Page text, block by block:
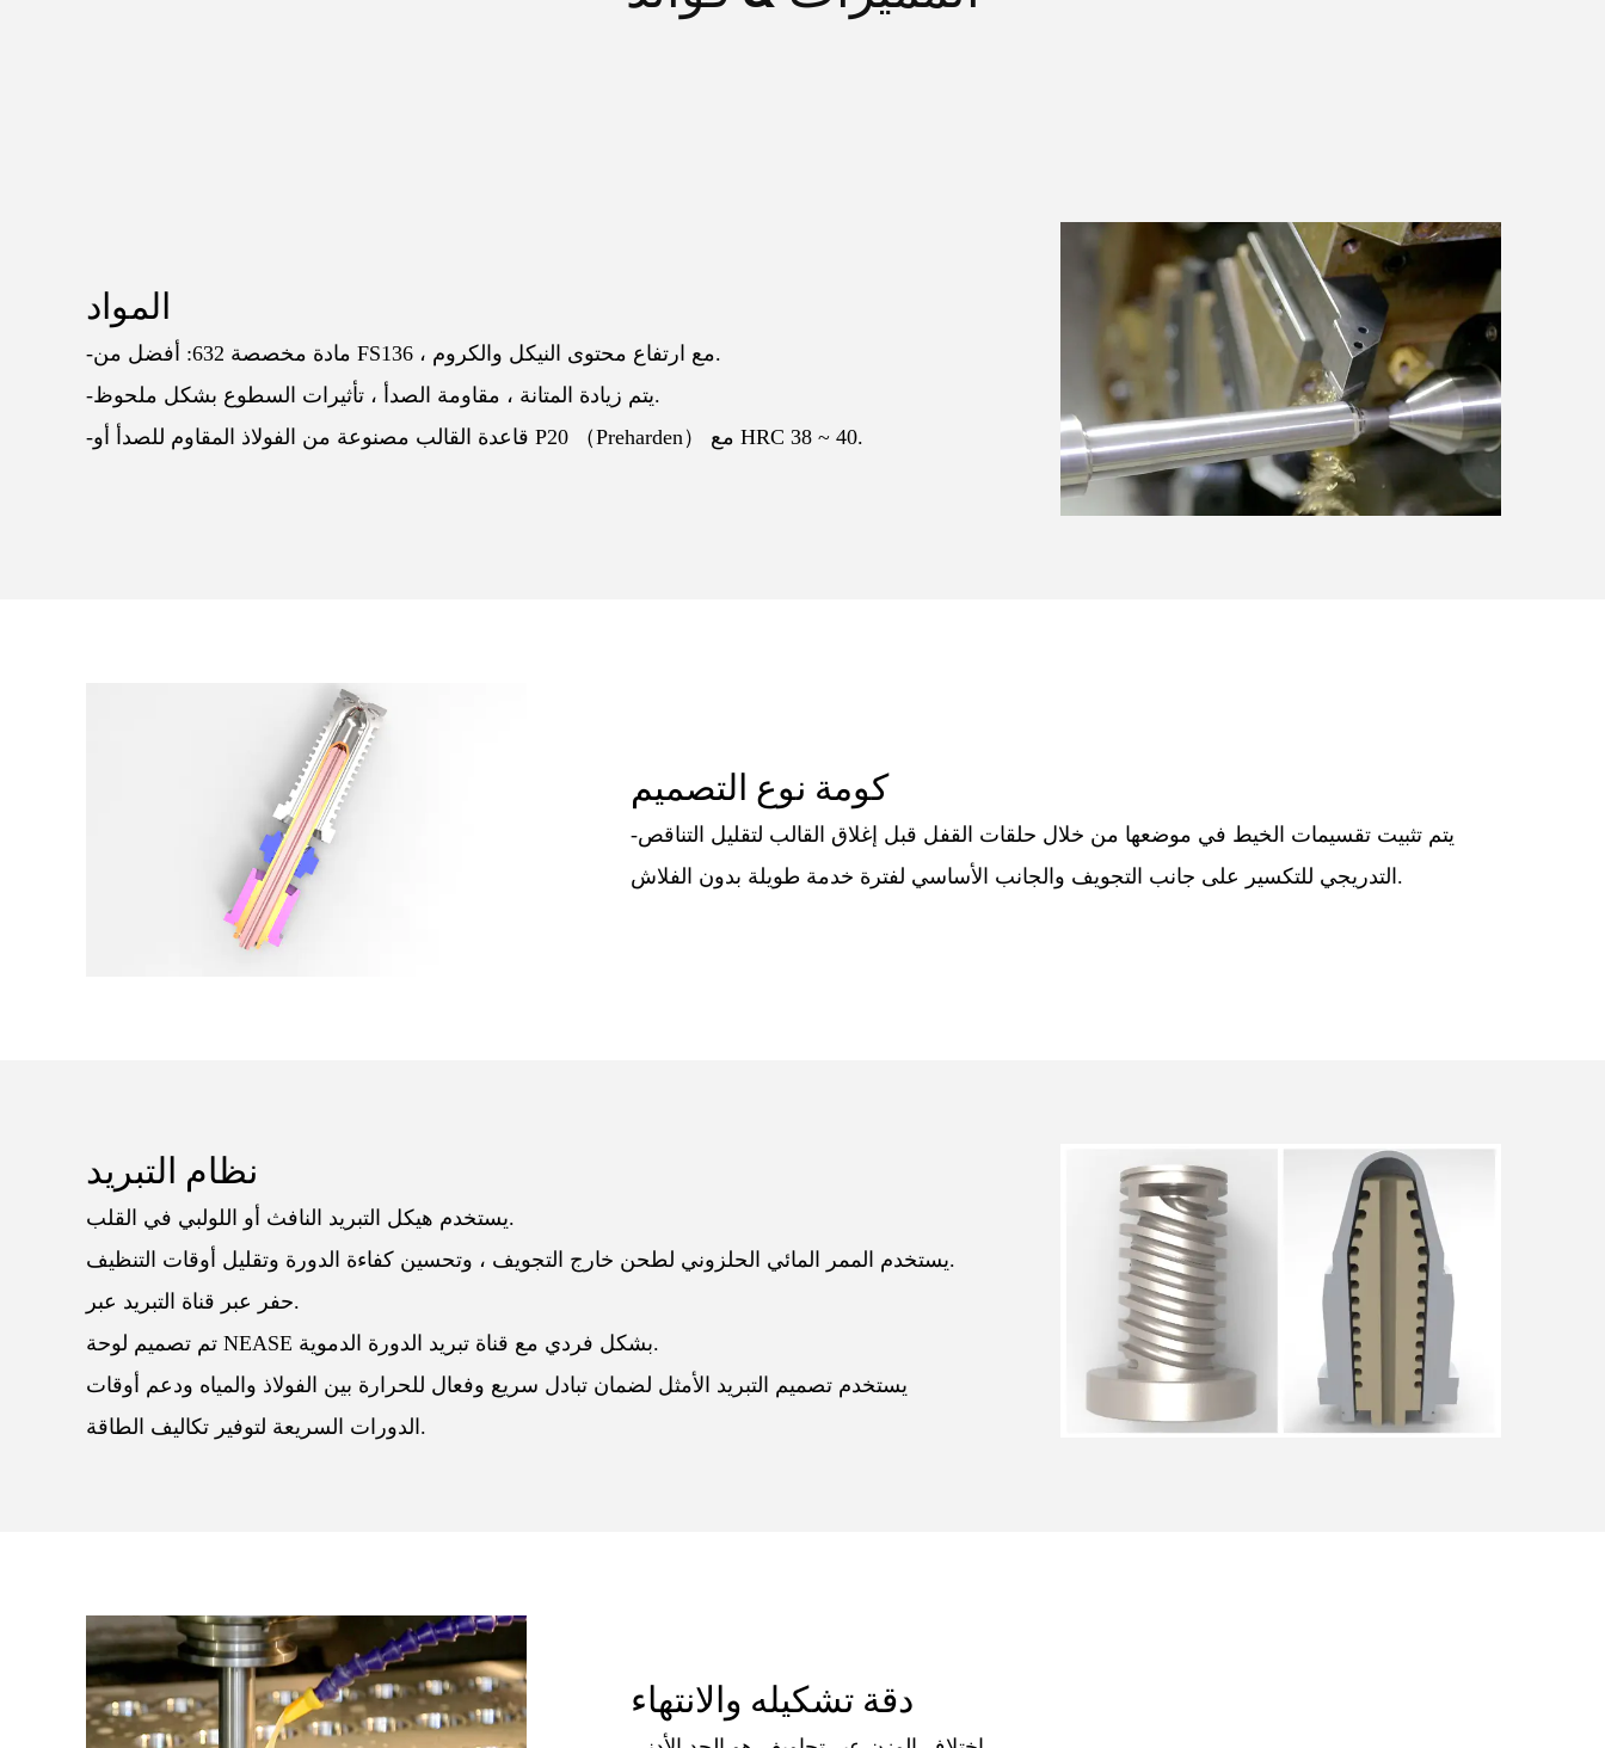
المواد
-مادة مخصصة 632: أفضل من FS136 ، مع ارتفاع محتوى النيكل والكروم.
-يتم زيادة المتانة ، مقاومة الصدأ ، تأثيرات السطوع بشكل ملحوظ.
-قاعدة القالب مصنوعة من الفولاذ المقاوم للصدأ أو P20 （Preharden） مع HRC 38 ~ 40.
كومة نوع التصميم
-يتم تثبيت تقسيمات الخيط في موضعها من خلال حلقات القفل قبل إغلاق القالب لتقليل التناقص
التدريجي للتكسير على جانب التجويف والجانب الأساسي لفترة خدمة طويلة بدون الفلاش.
نظام التبريد
يستخدم هيكل التبريد النافث أو اللولبي في القلب.
يستخدم الممر المائي الحلزوني لطحن خارج التجويف ، وتحسين كفاءة الدورة وتقليل أوقات التنظيف.
حفر عبر قناة التبريد عبر.
تم تصميم لوحة NEASE بشكل فردي مع قناة تبريد الدورة الدموية.
يستخدم تصميم التبريد الأمثل لضمان تبادل سريع وفعال للحرارة بين الفولاذ والمياه ودعم أوقات
الدورات السريعة لتوفير تكاليف الطاقة.
دقة تشكيله والانتهاء